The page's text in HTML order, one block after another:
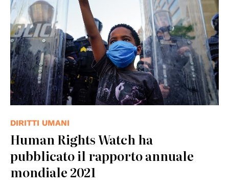
DIRITTI UMANI
Human Rights Watch ha
pubblicato il rapporto annuale
mondiale 2021